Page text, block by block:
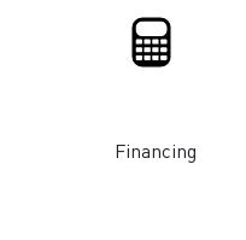
Financing